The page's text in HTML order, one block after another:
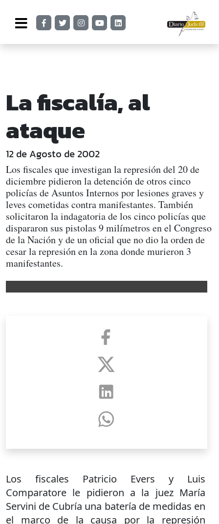
La fiscalía, al
ataque
12 de Agosto de 2002
Los fiscales que investigan la represión del 20 de
diciembre pidieron la detención de otros cinco
policías de Asuntos Internos por lesiones graves y
leves cometidas contra manifestantes. También
solicitaron la indagatoria de los cinco policías que
dispararon sus pistolas 9 milímetros en el Congreso
de la Nación y de un oficial que no dio la orden de
cesar la represión en la zona donde murieron 3
manifestantes.
Los fiscales Patricio Evers y Luis
Comparatore le pidieron a la juez María
Servini de Cubría una batería de medidas en
el marco de la causa por la represión